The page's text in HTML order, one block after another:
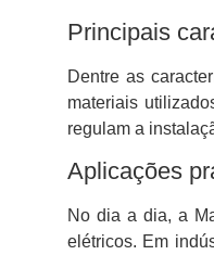
Principais
Dentre as
materiais
regulam a
Aplicações
No dia a dia, a
elétricos. Em